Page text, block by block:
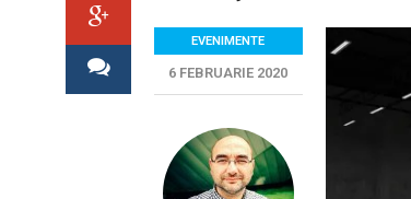
EVENIMENTE
6 FEBRUARIE 2020